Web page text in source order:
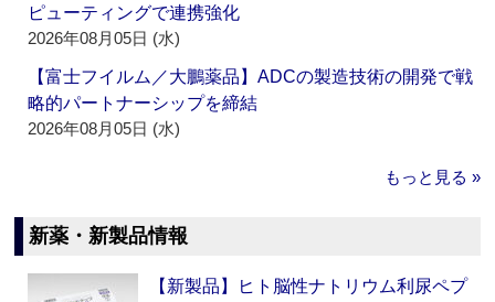
ピューティングで連携強化
2026年08月05日 (水)
【富士フイルム／大鵬薬品】ADCの製造技術の開発で戦
略的パートナーシップを締結
2026年08月05日 (水)
もっと見る »
新薬・新製品情報
【新製品】ヒト脳性ナトリウム利尿ペプ